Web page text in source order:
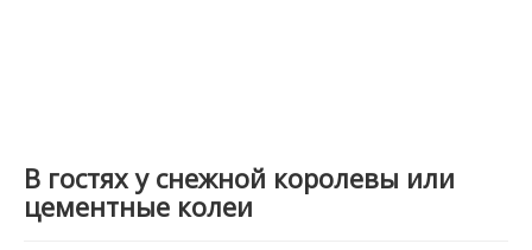
В гостях у снежной королевы или
цементные колеи